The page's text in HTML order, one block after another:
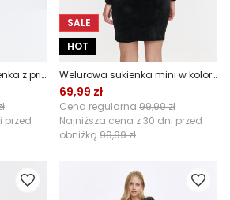
Tkaninowa długa sukienka z printem
przed
SALE
HOT
Welurowa sukienka mini w kolorze czarnym
69,99 zł
Cena regularna 99,99 zł
Najniższa cena z 30 dni przed
obniżką 99,99 zł